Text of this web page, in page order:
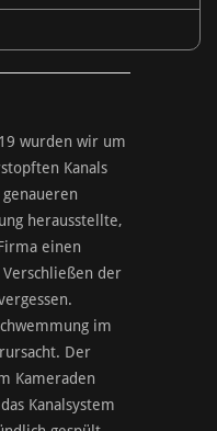
wurden wir um
Kanals
herausstellte,
einen
der
im
Der
Kameraden
Kanalsystem